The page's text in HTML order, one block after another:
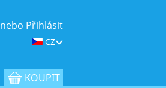
Přihlásit
CZ
KOUPIT